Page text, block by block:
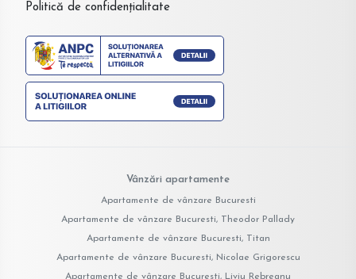
Politică de confidențialitate
Vânzări apartamente
Apartamente de vânzare Bucuresti
Apartamente de vânzare Bucuresti, Theodor Pallady
Apartamente de vânzare Bucuresti, Titan
Apartamente de vânzare Bucuresti, Nicolae Grigorescu
Apartamente de vânzare Bucuresti, Liviu Rebreanu